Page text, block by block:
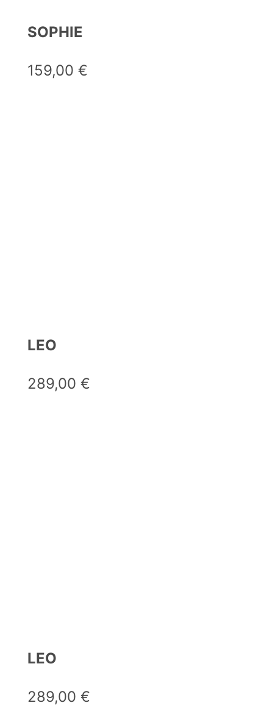
SOPHIE
159,00 €
LEO
289,00 €
LEO
289,00 €